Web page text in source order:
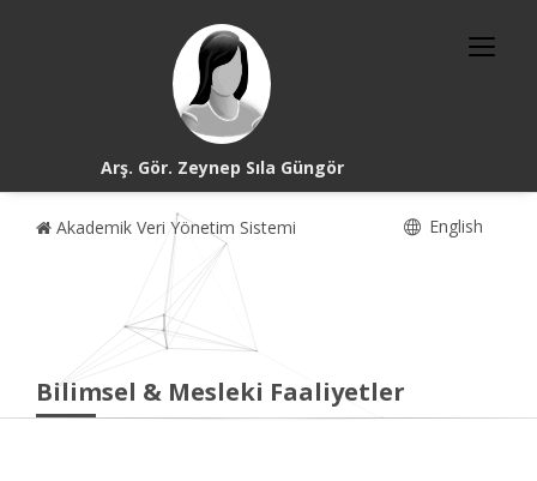
Arş. Gör. Zeynep Sıla Güngör
Akademik Veri Yönetim Sistemi English
Bilimsel & Mesleki Faaliyetler